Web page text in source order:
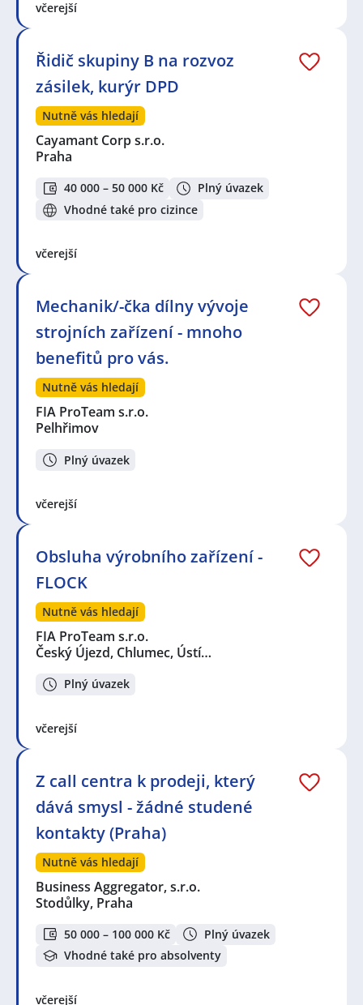
včerejší
Řidič skupiny B na rozvoz
zásilek, kurýr DPD
Nutně vás hledají
Cayamant Corp s.r.o.
Praha
40 000 – 50 000 Kč
Plný úvazek
Vhodné také pro cizince
včerejší
Mechanik/-čka dílny vývoje
strojních zařízení - mnoho
benefitů pro vás.
Nutně vás hledají
FIA ProTeam s.r.o.
Pelhřimov
Plný úvazek
včerejší
Obsluha výrobního zařízení -
FLOCK
Nutně vás hledají
FIA ProTeam s.r.o.
Český Újezd, Chlumec, Ústí…
Plný úvazek
včerejší
Z call centra k prodeji, který
dává smysl - žádné studené
kontakty (Praha)
Nutně vás hledají
Business Aggregator, s.r.o.
Stodůlky, Praha
50 000 – 100 000 Kč
Plný úvazek
Vhodné také pro absolventy
včerejší